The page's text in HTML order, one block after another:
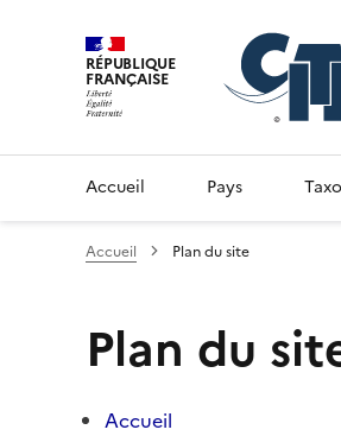
RÉPUBLIQUE
FRANÇAISE
Accueil Pays
Accueil Plan du site
Plan du
Accueil